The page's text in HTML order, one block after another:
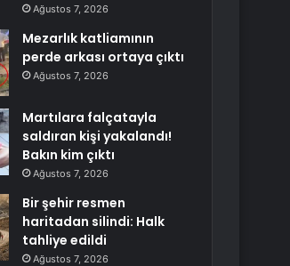
Ağustos 7, 2026
Mezarlık katliamının
perde arkası ortaya çıktı
Ağustos 7, 2026
Martılara falçatayla
saldıran kişi yakalandı!
Bakın kim çıktı
Ağustos 7, 2026
Bir şehir resmen
haritadan silindi: Halk
tahliye edildi
Ağustos 7, 2026